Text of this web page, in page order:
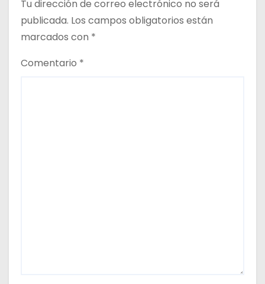
d
Tu dirección de correo electrónico no será
publicada. Los campos obligatorios están
marcados con *
Comentario *